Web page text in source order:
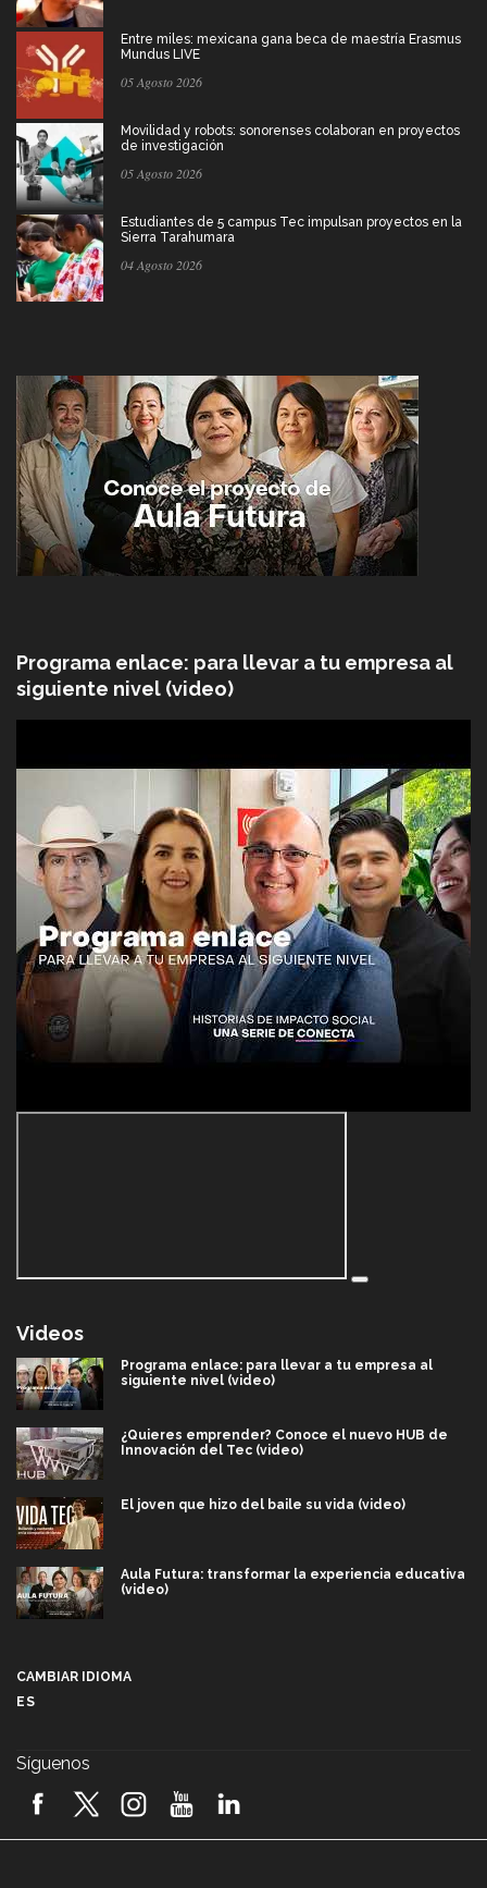
Entre miles: mexicana gana beca de maestría Erasmus
Mundus LIVE
05 Agosto 2026
Movilidad y robots: sonorenses colaboran en proyectos
de investigación
05 Agosto 2026
Estudiantes de 5 campus Tec impulsan proyectos en la
Sierra Tarahumara
04 Agosto 2026
Programa enlace: para llevar a tu empresa al
siguiente nivel (video)
Videos
Programa enlace: para llevar a tu empresa al
siguiente nivel (video)
¿Quieres emprender? Conoce el nuevo HUB de
Innovación del Tec (video)
El joven que hizo del baile su vida (video)
Aula Futura: transformar la experiencia educativa
(video)
2026! (video)
CAMBIAR IDIOMA
ES
Síguenos